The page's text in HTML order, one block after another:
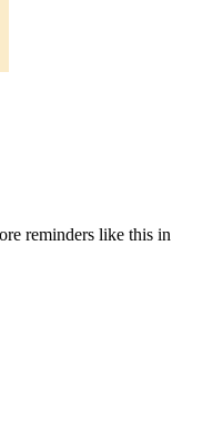
reminders like this in